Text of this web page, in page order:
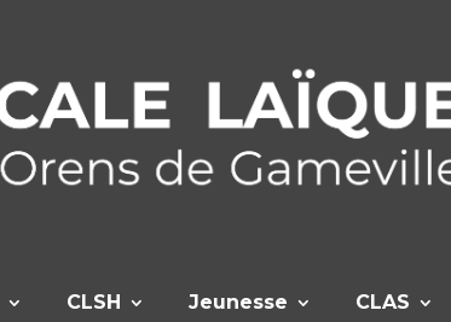
CLSH Jeunesse CLAS